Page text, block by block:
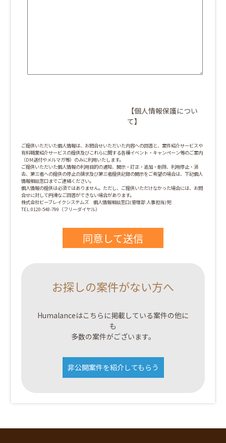
【個人情報保護につい
て】
ご提供いただいた個人情報は、お問合せいただいた内容への回答と、案件紹介サービスや
有料職業紹介サービスの提供及びこれらに関する各種イベント・キャンペーン等のご案内
（DM送付やメルマガ等）のみに利用いたします。
ご提供いただいた個人情報の利用目的の通知、開示・訂正・追加・削除、利用停止・消
去、第三者への提供の停止の請求及び第三者提供記録の開示をご希望の場合は、下記個人
情報相談窓口までご連絡ください。
個人情報の提供は必須ではありません。ただし、ご提供いただけなかった場合には、お問
合せに対して円滑なご回答ができない場合があります。
株式会社ビーブレイクシステムズ 個人情報相談窓口(管理部 人事担当)宛
TEL:0120-548-799（フリーダイヤル）
お探しの案件がない方へ
Humalanceはこちらに掲載している案件の他に
も
多数の案件がございます。
非公開案件を紹介してもらう